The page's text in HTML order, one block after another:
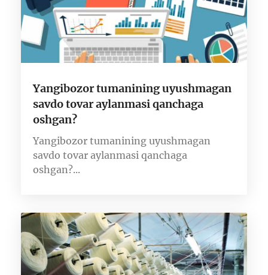
Yangibozor tumanining uyushmagan
savdo tovar aylanmasi qanchaga
oshgan?
Yangibozor tumanining uyushmagan
savdo tovar aylanmasi qanchaga
oshgan?...